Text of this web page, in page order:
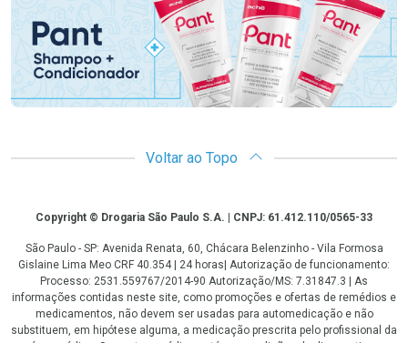
Voltar ao Topo
CopyrightCopyright © Drogaria São Paulo S.A. | CNPJ: 61.412.110/0565-33
São Paulo - SP: Avenida Renata, 60, Chácara Belenzinho - Vila Formosa
Gislaine Lima Meo CRF 40.354 | 24 horas| Autorização de funcionamento:
Processo: 2531.559767/2014-90 Autorização/MS: 7.31847.3 | As
informações contidas neste site, como promoções e ofertas de remédios e
medicamentos, não devem ser usadas para automedicação e não
substituem, em hipótese alguma, a medicação prescrita pelo profissional da